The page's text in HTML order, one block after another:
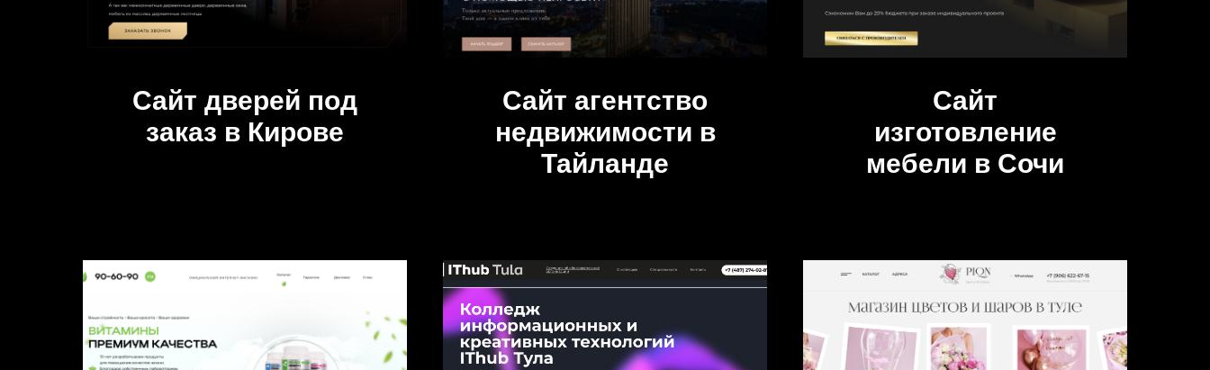
Сайт дверей под
заказ в Кирове
Сайт агентство
недвижимости в
Тайланде
Сайт
изготовление
мебели в Сочи